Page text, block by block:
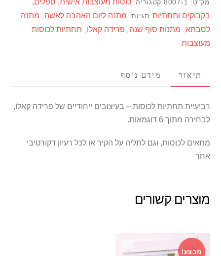
פרידלה
קאלו
מק"ט: 8007-1 קטגוריה:כוסות מעוצבות אישית, ספלים,
בקבוקים ותחתיות תגיות: מתנה ליום האהבה לאשה
מתנה
לסבתא
מתנות סוף שנה פרידה קאלו
תחתיות לכוסות
מעוצבות
תיאור מידע נוסף
רביעיית תחתיות לכוסות – בעיצובים ייחודיים של פרידה קאלו,
לבחירה מתוך 6 דוגמאות.
מתאים לכוסות, וגם לתליה על הקיר או לכל רעיון דקורטיבי
אחר
מוצרים קשורים
מבצע!